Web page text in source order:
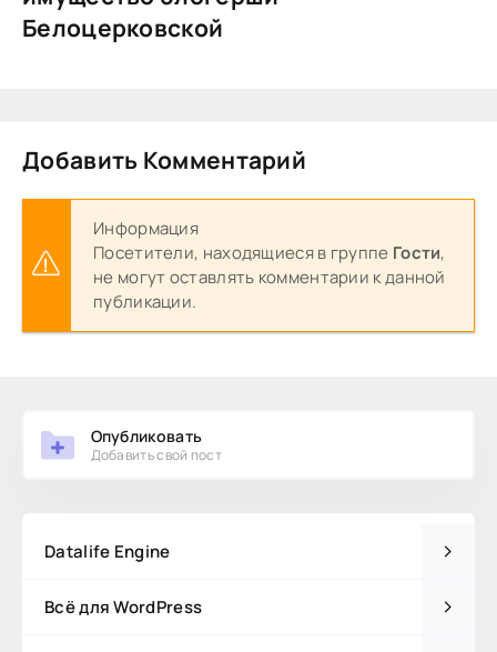
Опубликовать
Добавить свой пост
Datalife Engine
Всё для WordPress
Белоцерковской
Добавить Комментарий
Информация
Посетители, находящиеся в группе Гости,
не могут оставлять комментарии к данной
публикации.